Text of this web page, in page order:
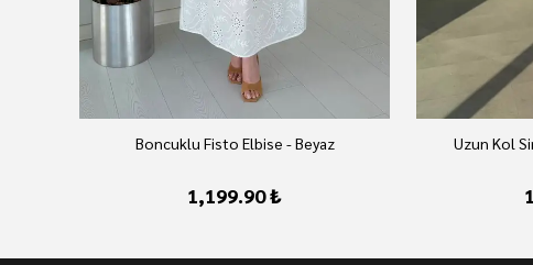
Boncuklu Fisto Elbise - Beyaz
1,199.90 ₺
Uzun Kol